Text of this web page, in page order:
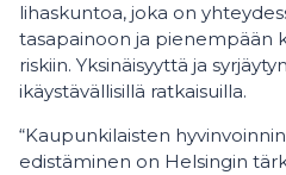
lihaskuntoa, joka on
tasapainoon ja pienempään
riskiin. Yksinäisyyttä ja
ikäystävällisillä ratkaisuilla.
“Kaupunkilaisten
edistäminen on Helsingin